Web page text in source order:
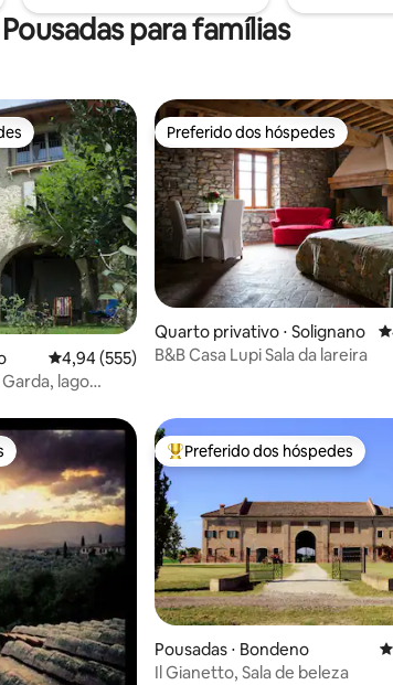
Pousadas para famílias
avaliações
dos hóspedes
4,94 de uma avaliação média de 5, 555
4,94 (555)
lago
Preferido dos hóspedes
Preferido dos hóspedes
Quarto privativo ⋅ Solignano
B&B Casa Lupi Sala da lareira
avaliações
Entre os melhores preferidos
Preferido dos hóspedes
Pousadas ⋅ Bondeno
Il Gianetto, Sala de beleza